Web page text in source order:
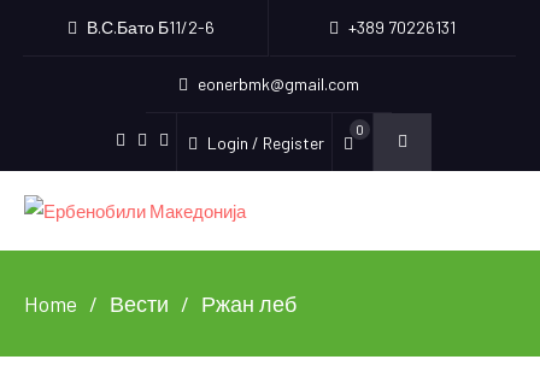
В.С.Бато Б11/2-6 +389 70226131
eonerbmk@gmail.com
Instagram
Youtube
Login / Register
0
Home Вести Ржан леб